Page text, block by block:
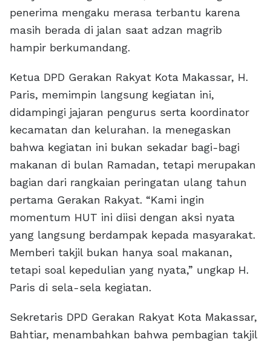
penerima mengaku merasa terbantu karena
masih berada di jalan saat adzan magrib
hampir berkumandang.
Ketua DPD Gerakan Rakyat Kota Makassar, H.
Paris, memimpin langsung kegiatan ini,
didampingi jajaran pengurus serta koordinator
kecamatan dan kelurahan. Ia menegaskan
bahwa kegiatan ini bukan sekadar bagi-bagi
makanan di bulan Ramadan, tetapi merupakan
bagian dari rangkaian peringatan ulang tahun
pertama Gerakan Rakyat. “Kami ingin
momentum HUT ini diisi dengan aksi nyata
yang langsung berdampak kepada masyarakat.
Memberi takjil bukan hanya soal makanan,
tetapi soal kepedulian yang nyata,” ungkap H.
Paris di sela-sela kegiatan.
Sekretaris DPD Gerakan Rakyat Kota Makassar,
Bahtiar, menambahkan bahwa pembagian takjil